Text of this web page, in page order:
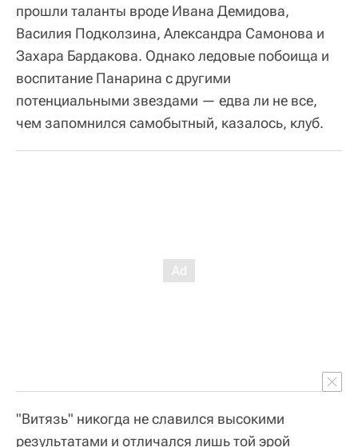
прошли таланты вроде Ивана Демидова,
Василия Подколзина, Александра Самонова и
Захара Бардакова. Однако ледовые побоища и
воспитание Панарина с другими
потенциальными звездами — едва ли не все,
чем запомнился самобытный, казалось, клуб.
"Витязь" никогда не славился высокими
результатами и отличался лишь той эрой